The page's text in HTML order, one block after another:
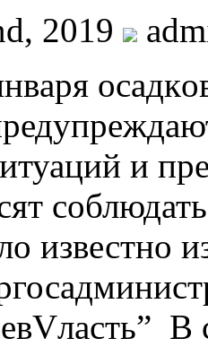
2019
и
известно
В